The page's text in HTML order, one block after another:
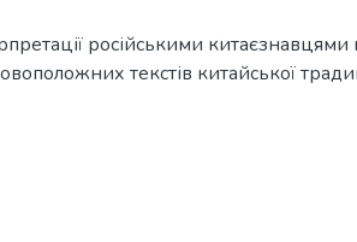
російськими китаєзнавцями
текстів китайської